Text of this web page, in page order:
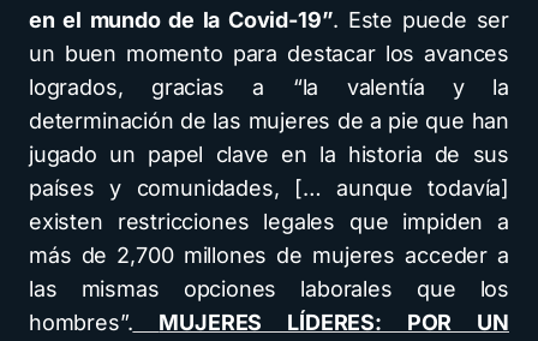
en el mundo de la Covid-19”. Este puede ser
un buen momento para destacar los avances
logrados, gracias a “la valentía y la
determinación de las mujeres de a pie que han
jugado un papel clave en la historia de sus
países y comunidades, [… aunque todavía]
existen restricciones legales que impiden a
más de 2,700 millones de mujeres acceder a
las mismas opciones laborales que los
hombres”.
MUJERES LÍDERES: POR UN